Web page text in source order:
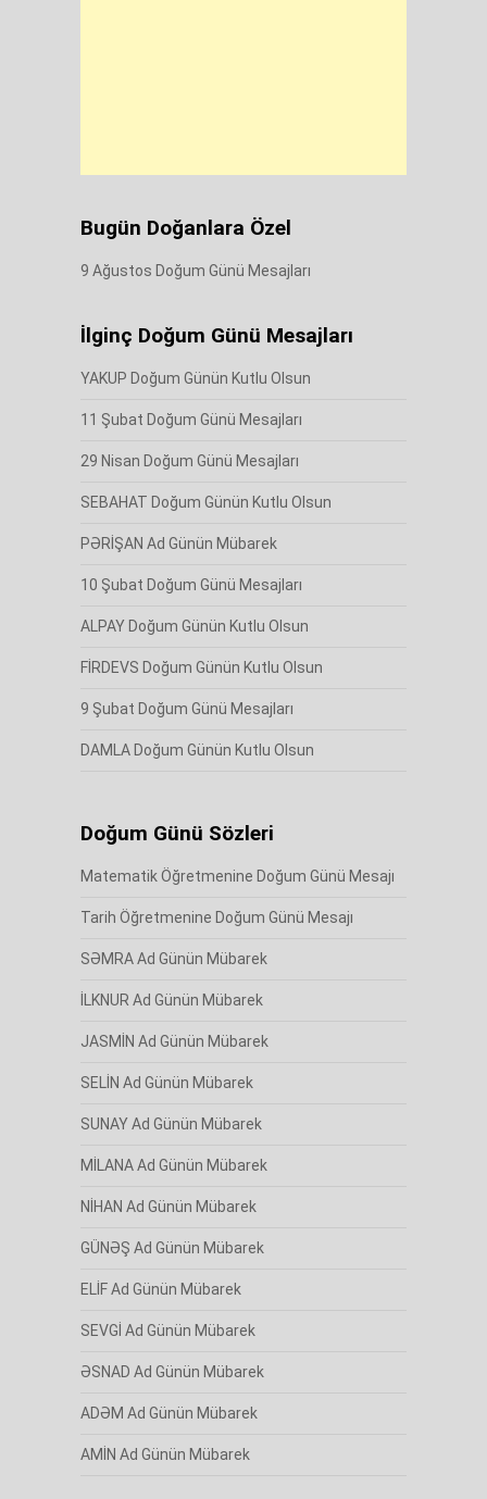
Bugün Doğanlara Özel
9 Ağustos Doğum Günü Mesajları
İlginç Doğum Günü Mesajları
YAKUP Doğum Günün Kutlu Olsun
11 Şubat Doğum Günü Mesajları
29 Nisan Doğum Günü Mesajları
SEBAHAT Doğum Günün Kutlu Olsun
PƏRİŞAN Ad Günün Mübarek
10 Şubat Doğum Günü Mesajları
ALPAY Doğum Günün Kutlu Olsun
FİRDEVS Doğum Günün Kutlu Olsun
9 Şubat Doğum Günü Mesajları
DAMLA Doğum Günün Kutlu Olsun
Doğum Günü Sözleri
Matematik Öğretmenine Doğum Günü Mesajı
Tarih Öğretmenine Doğum Günü Mesajı
SƏMRA Ad Günün Mübarek
İLKNUR Ad Günün Mübarek
JASMİN Ad Günün Mübarek
SELİN Ad Günün Mübarek
SUNAY Ad Günün Mübarek
MİLANA Ad Günün Mübarek
NİHAN Ad Günün Mübarek
GÜNƏŞ Ad Günün Mübarek
ELİF Ad Günün Mübarek
SEVGİ Ad Günün Mübarek
ƏSNAD Ad Günün Mübarek
ADƏM Ad Günün Mübarek
AMİN Ad Günün Mübarek